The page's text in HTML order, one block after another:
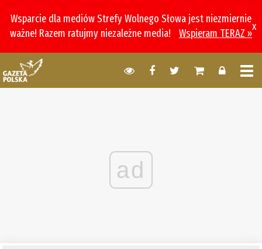
Wsparcie dla mediów Strefy Wolnego Słowa jest niezmiernie
ważne! Razem ratujmy niezależne media!
Wspieram TERAZ »
x
ad